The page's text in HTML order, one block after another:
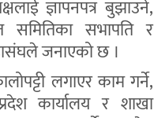
ज्ञापनपत्र बुझाउने,
समितिका सभापति र
जनाएको छ ।
लगाएर काम गर्ने,
कार्यालय र शाखा